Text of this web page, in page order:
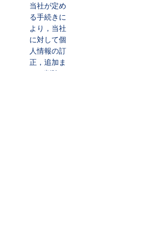
当社が定め
る手続きに
より，当社
に対して個
人情報の訂
正，追加ま
たは削除